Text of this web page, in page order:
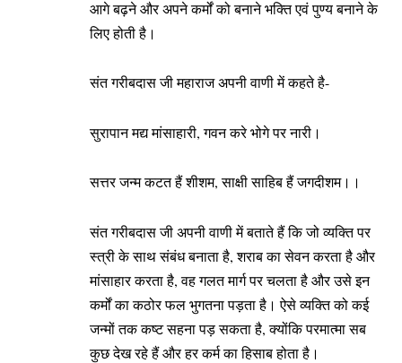
आगे बढ़ने और अपने कर्मों को बनाने भक्ति एवं पुण्य बनाने के
लिए होती है।
संत गरीबदास जी महाराज अपनी वाणी में कहते है-
सुरापान मद्य मांसाहारी, गवन करे भोगे पर नारी।
सत्तर जन्म कटत हैं शीशम, साक्षी साहिब हैं जगदीशम।।
संत गरीबदास जी अपनी वाणी में बताते हैं कि जो व्यक्ति पर
स्त्री के साथ संबंध बनाता है, शराब का सेवन करता है और
मांसाहार करता है, वह गलत मार्ग पर चलता है और उसे इन
कर्मों का कठोर फल भुगतना पड़ता है। ऐसे व्यक्ति को कई
जन्मों तक कष्ट सहना पड़ सकता है, क्योंकि परमात्मा सब
कुछ देख रहे हैं और हर कर्म का हिसाब होता है।